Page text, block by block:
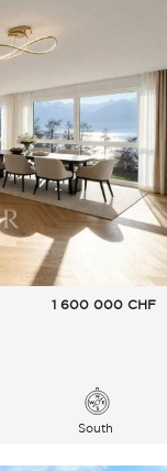
1 600 000 CHF
South